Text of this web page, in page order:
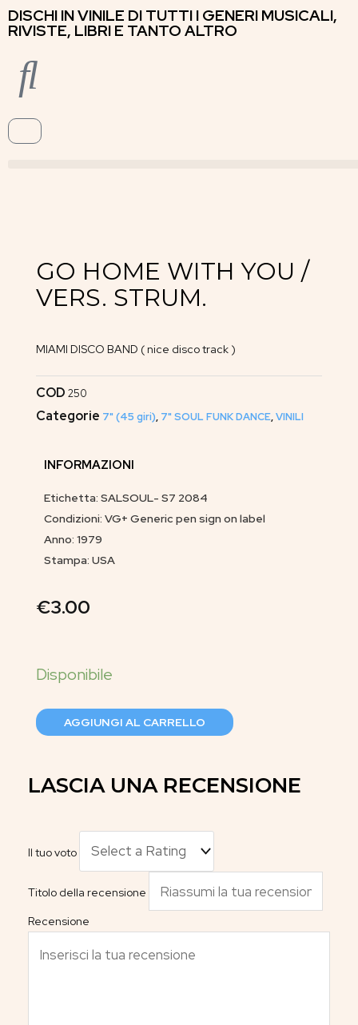
DISCHI IN VINILE DI TUTTI I GENERI MUSICALI,
RIVISTE, LIBRI E TANTO ALTRO
GO HOME WITH YOU /
VERS. STRUM.
MIAMI DISCO BAND ( nice disco track )
COD 250
Categorie 7" (45 giri), 7" SOUL FUNK DANCE,VINILI
INFORMAZIONI
Etichetta: SALSOUL- S7 2084
Condizioni: VG+ Generic pen sign on label
Anno: 1979
Stampa: USA
€3.00
AGGIUNGI AL CARRELLO
LASCIA UNA RECENSIONE
Il tuo voto
Titolo della recensione
Recensione